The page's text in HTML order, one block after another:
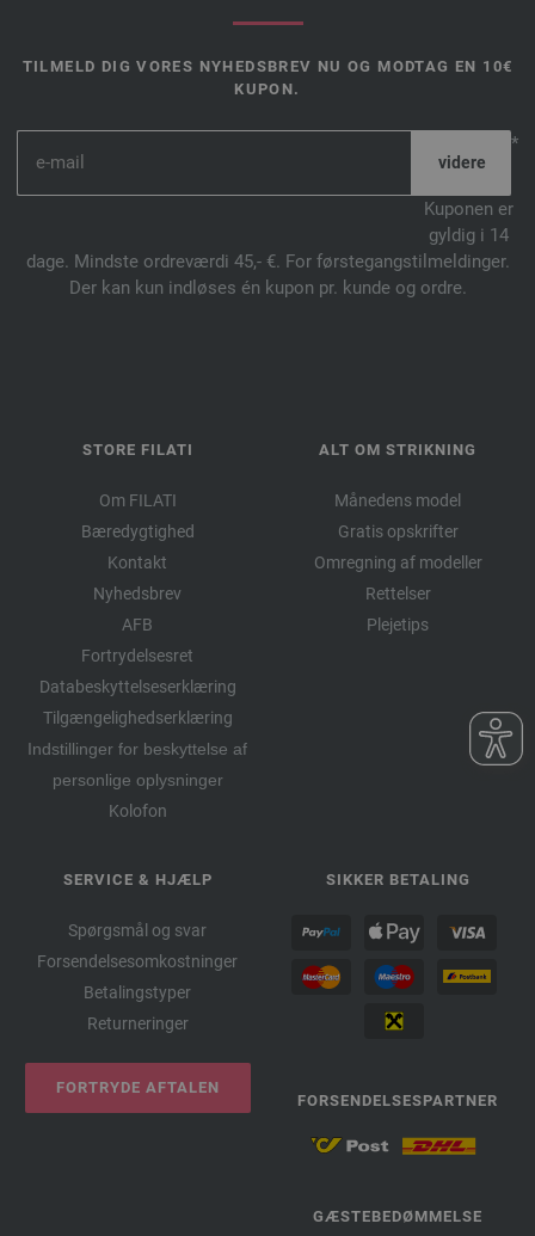
TILMELD DIG VORES NYHEDSBREV NU OG MODTAG EN 10€
KUPON.
*
Kuponen er
gyldig i 14
dage. Mindste ordreværdi 45,- €. For førstegangstilmeldinger.
Der kan kun indløses én kupon pr. kunde og ordre.
STORE FILATI
Om FILATI
Bæredygtighed
Kontakt
Nyhedsbrev
AFB
Fortrydelsesret
Databeskyttelseserklæring
Tilgængelighedserklæring
Indstillinger for beskyttelse af
personlige oplysninger
Kolofon
ALT OM STRIKNING
Månedens model
Gratis opskrifter
Omregning af modeller
Rettelser
Plejetips
SERVICE & HJÆLP
Spørgsmål og svar
Forsendelsesomkostninger
Betalingstyper
Returneringer
FORTRYDE AFTALEN
SIKKER BETALING
FORSENDELSESPARTNER
GÆSTEBEDØMMELSE